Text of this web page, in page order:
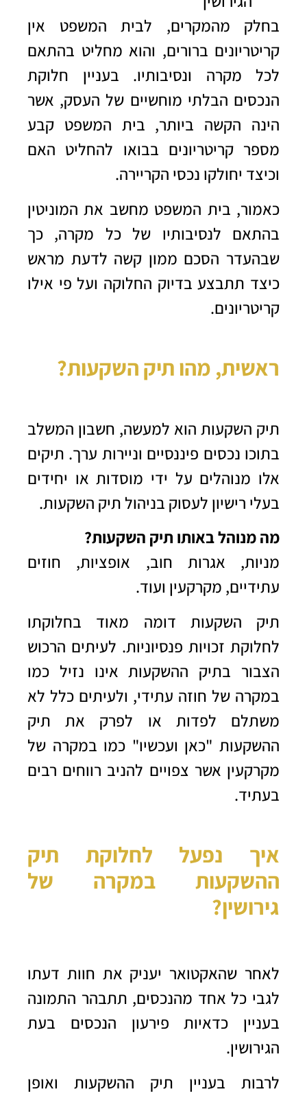
בחלק מהמקרים, לבית המשפט אין
קריטריונים ברורים, והוא מחליט בהתאם
לכל מקרה ונסיבותיו. בעניין חלוקת
הנכסים הבלתי מוחשיים של העסק, אשר
הינה הקשה ביותר, בית המשפט קבע
מספר קריטריונים בבואו להחליט האם
וכיצד יחולקו נכסי הקריירה.
כאמור, בית המשפט מחשב את המוניטין
בהתאם לנסיבותיו של כל מקרה, כך
שבהעדר הסכם ממון קשה לדעת מראש
כיצד תתבצע בדיוק החלוקה ועל פי אילו
קריטריונים.
ראשית, מהו תיק השקעות?
תיק השקעות הוא למעשה, חשבון המשלב
בתוכו נכסים פיננסיים וניירות ערך. תיקים
אלו מנוהלים על ידי מוסדות או יחידים
בעלי רישיון לעסוק בניהול תיק השקעות.
מה מנוהל באותו תיק השקעות?
מניות, אגרות חוב, אופציות, חוזים
עתידיים, מקרקעין ועוד.
תיק השקעות דומה מאוד בחלוקתו
לחלוקת זכויות פנסיוניות. לעיתים הרכוש
הצבור בתיק ההשקעות אינו נזיל כמו
במקרה של חוזה עתידי, ולעיתים כלל לא
משתלם לפדות או לפרק את תיק
ההשקעות "כאן ועכשיו" כמו במקרה של
מקרקעין אשר צפויים להניב רווחים רבים
בעתיד.
איך נפעל לחלוקת תיק
ההשקעות במקרה של
גירושין?
לאחר שהאקטואר יעניק את חוות דעתו
לגבי כל אחד מהנכסים, תתבהר התמונה
בעניין כדאיות פירעון הנכסים בעת
הגירושין.
לרבות בעניין תיק ההשקעות ואופן